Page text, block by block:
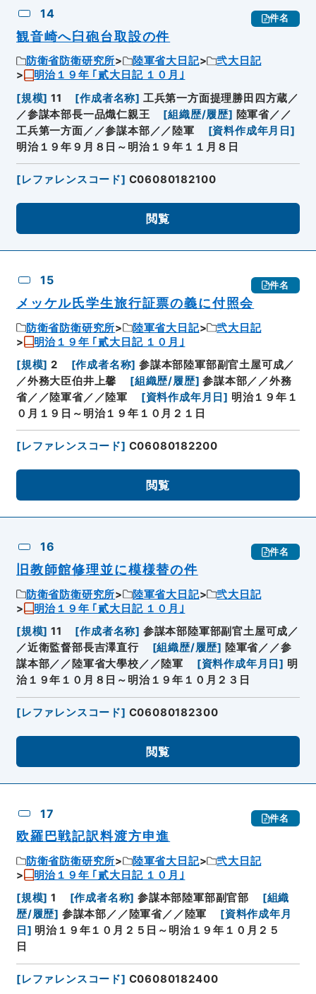
14 件名
観音崎へ臼砲台取設の件
防衛省防衛研究所 陸軍省大日記
弐大日記
明治１９年 ｢貳大日記 １０月｣
[規模] 11 [作成者名称] 工兵第一方面提理勝田四方蔵／
／参謀本部長一品熾仁親王
[組織歴/履歴] 陸軍省／／
工兵第一方面／／参謀本部／／陸軍
[資料作成年月日]
明治１９年９月８日～明治１９年１１月８日
[レファレンスコード] C06080182100
閲覧
15 件名
メッケル氏学生旅行証票の義に付照会
防衛省防衛研究所 陸軍省大日記
弐大日記
明治１９年 ｢貳大日記 １０月｣
[規模] 2 [作成者名称] 参謀本部陸軍部副官土屋可成／
／外務大臣伯井上馨
[組織歴/履歴] 参謀本部／／外務
省／／陸軍省／／陸軍
[資料作成年月日] 明治１９年１
０月１９日～明治１９年１０月２１日
[レファレンスコード] C06080182200
閲覧
16 件名
旧教師館修理並に模様替の件
防衛省防衛研究所 陸軍省大日記
弐大日記
明治１９年 ｢貳大日記 １０月｣
[規模] 11 [作成者名称] 参謀本部陸軍部副官土屋可成／
／近衛監督部長吉澤直行
[組織歴/履歴] 陸軍省／／参
謀本部／／陸軍省大學校／／陸軍
[資料作成年月日] 明
治１９年１０月８日～明治１９年１０月２３日
[レファレンスコード] C06080182300
閲覧
17 件名
欧羅巴戦記訳料渡方申進
防衛省防衛研究所 陸軍省大日記
弐大日記
明治１９年 ｢貳大日記 １０月｣
[規模] 1 [作成者名称] 参謀本部陸軍部副官部 [組織
歴/履歴] 参謀本部／／陸軍省／／陸軍 [資料作成年月
日 ] 明治１９年１０月２５日～明治１９年１０月２５
日
[レファレンスコード] C06080182400